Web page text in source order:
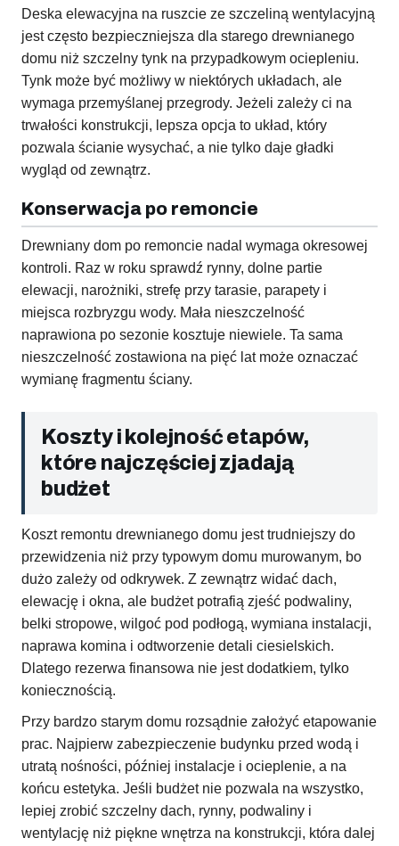
Deska elewacyjna na ruszcie ze szczeliną wentylacyjną
jest często bezpieczniejsza dla starego drewnianego
domu niż szczelny tynk na przypadkowym ociepleniu.
Tynk może być możliwy w niektórych układach, ale
wymaga przemyślanej przegrody. Jeżeli zależy ci na
trwałości konstrukcji, lepsza opcja to układ, który
pozwala ścianie wysychać, a nie tylko daje gładki
wygląd od zewnątrz.
Konserwacja po remoncie
Drewniany dom po remoncie nadal wymaga okresowej
kontroli. Raz w roku sprawdź rynny, dolne partie
elewacji, narożniki, strefę przy tarasie, parapety i
miejsca rozbryzgu wody. Mała nieszczelność
naprawiona po sezonie kosztuje niewiele. Ta sama
nieszczelność zostawiona na pięć lat może oznaczać
wymianę fragmentu ściany.
Koszty i kolejność etapów,
które najczęściej zjadają
budżet
Koszt remontu drewnianego domu jest trudniejszy do
przewidzenia niż przy typowym domu murowanym, bo
dużo zależy od odkrywek. Z zewnątrz widać dach,
elewację i okna, ale budżet potrafią zjeść podwaliny,
belki stropowe, wilgoć pod podłogą, wymiana instalacji,
naprawa komina i odtworzenie detali ciesielskich.
Dlatego rezerwa finansowa nie jest dodatkiem, tylko
koniecznością.
Przy bardzo starym domu rozsądnie założyć etapowanie
prac. Najpierw zabezpieczenie budynku przed wodą i
utratą nośności, później instalacje i ocieplenie, a na
końcu estetyka. Jeśli budżet nie pozwala na wszystko,
lepiej zrobić szczelny dach, rynny, podwaliny i
wentylację niż piękne wnętrza na konstrukcji, która dalej